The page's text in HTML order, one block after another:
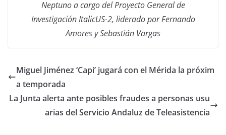
Neptuno a cargo del Proyecto General de
Investigación ItalicUS-2, liderado por Fernando
Amores y Sebastián Vargas
Miguel Jiménez ‘Capi’ jugará con el Mérida la próxim
a temporada
La Junta alerta ante posibles fraudes a personas usu
arias del Servicio Andaluz de Teleasistencia